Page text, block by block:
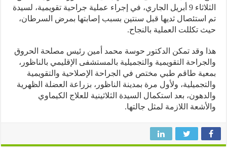
الثلاثاء 9 أبريل الجاري، في إجراء عملية جراحية تقويمية، لسيدة
استئصال ثديها قبل سنتين بسبب إصابتها بمرض السرطان،
تكللت العملية بالنجاح.
وقد تمكن الدكتور حوسة محمد أمين رئيس مصلحة الحروق
التقويمية والتجميلية بالمستشفى الإقليمي بالناظور،
طاقم طبي مختص في الجراحة الإصلاحية والتقويمية
ولأول مرة بمدينة الناظور، بزراعة العضلة الظهرية
بعد استكمال السيدة الثلاثينية للعلاج الكيماوي
اللازمة لمثل جالتها.